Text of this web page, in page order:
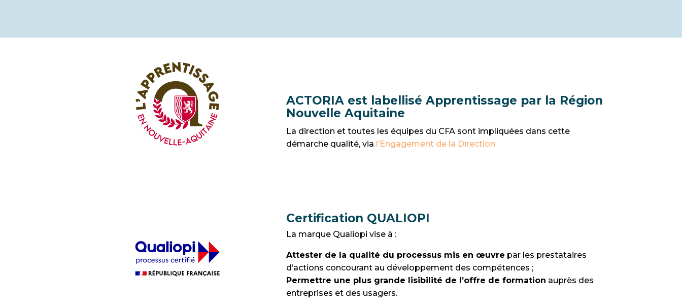
ACTORIA est labellisé Apprentissage par la Région
Nouvelle Aquitaine
La direction et toutes les équipes du CFA sont impliquées dans cette
démarche qualité, via l’Engagement de la Direction
Certification QUALIOPI
La marque Qualiopi vise à :
Attester de la qualité du processus mis en œuvre par les prestataires
d’actions concourant au développement des compétences ;
Permettre une plus grande lisibilité de l’offre de formation auprès des
entreprises et des usagers.